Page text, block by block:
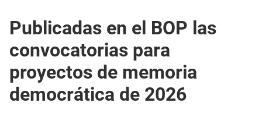
Publicadas en el BOP las
convocatorias para
proyectos de memoria
democrática de 2026